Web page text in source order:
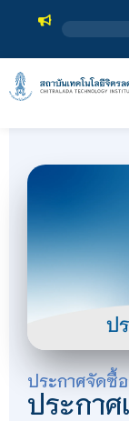
ประกาศจัดซื้
ประกาศ